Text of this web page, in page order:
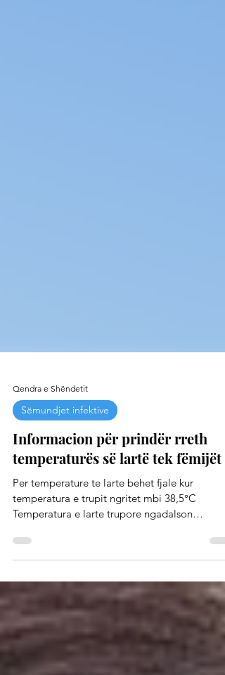
Qendra e Shëndetit
Sëmundjet infektive
Informacion për prindër rreth
temperaturës së lartë tek fëmijët
temperatura e trupit ngritet mbi 38,5°C
Temperatura e larte trupore ngadalson
shumimin e...